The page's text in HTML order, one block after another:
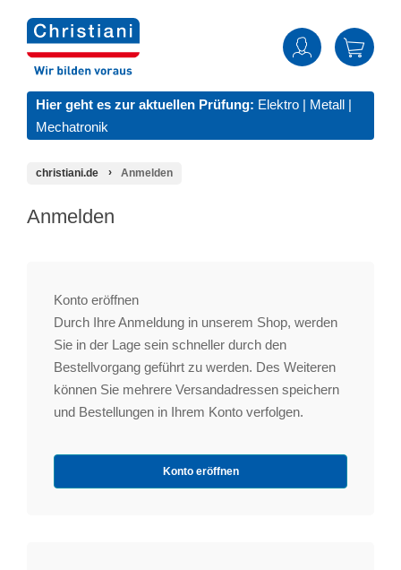
Hier geht es zur aktuellen Prüfung: Elektro | Metall |
Mechatronik
christiani.de Anmelden
Anmelden
Konto eröffnen
Durch Ihre Anmeldung in unserem Shop, werden
Sie in der Lage sein schneller durch den
Bestellvorgang geführt zu werden. Des Weiteren
können Sie mehrere Versandadressen speichern
und Bestellungen in Ihrem Konto verfolgen.
Konto eröffnen